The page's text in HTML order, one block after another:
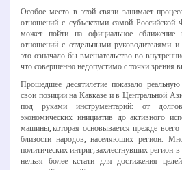
Особое место в этой связи занимает
отношений с субъектами самой Российской
может пойти на официальное сближение
отношений с отдельными руководителями и
это означало бы вмешательство во
что совершенно недопустимо с точки зрения
Прошедшее десятилетие показало
свои позиции на Кавказе и в Центральной
под руками инструментарий: от
экономических инициатив до активного
машины, которая основывается прежде всего
близости народов, населяющих регион.
политических интриг, захлестнувших регион
нельзя более кстати для достижения